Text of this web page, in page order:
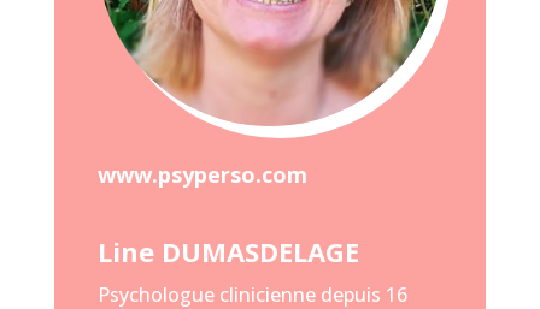
www.psyperso.com
Line DUMASDELAGE
Psychologue clinicienne depuis 16